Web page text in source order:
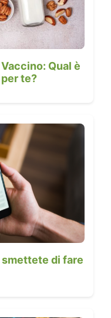
Qual è
te?
di fare